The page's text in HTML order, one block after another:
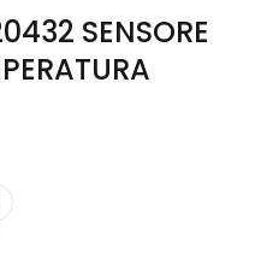
SENSORE